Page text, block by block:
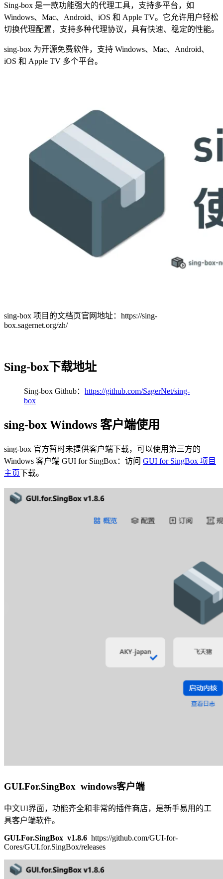
Sing-box 是一款功能强大的代理工具，支持多平台，如
Windows、Mac、Android、iOS 和 Apple TV。它允许用户轻松
切换代理配置，支持多种代理协议，具有快速、稳定的性能。
sing-box 为开源免费软件，支持 Windows、Mac、Android、
iOS 和 Apple TV 多个平台。
sing-box 项目的文档页官网地址：https://sing-
box.sagernet.org/zh/
Sing-box下载地址
Sing-box Github： https://github.com/SagerNet/sing-
box
sing-box Windows 客户端使用
sing-box 官方暂时未提供客户端下载，可以使用第三方的
Windows 客户端 GUI for SingBox：访问 GUI for SingBox 项目
主页下载。
GUI.For.SingBox windows客户端
中文UI界面，功能齐全和非常的插件商店，是新手易用的工
具客户端软件。
GUI.For.SingBox v1.8.6 https://github.com/GUI-for-
Cores/GUI.for.SingBox/releases